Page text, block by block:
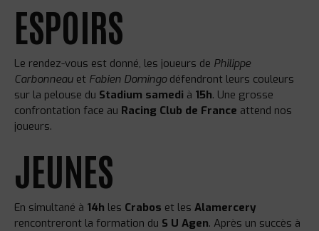
ESPOIRS
Le rendez-vous est donné, les joueurs de Philippe
Carbonneau et Fabien Domingodéfendront leurs couleurs
sur la pelouse du Stadium samedi à 15h. Une grosse
confrontation face au Racing Club de France attend nos
joueurs.
JEUNES
En simultané à 14h les Crabos et les Alamercery
rencontreront la formation du S U Agen. Après un succès à